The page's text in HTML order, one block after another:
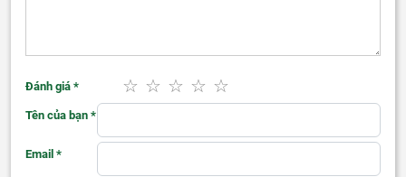
Đánh giá *
Tên của bạn *
Email *